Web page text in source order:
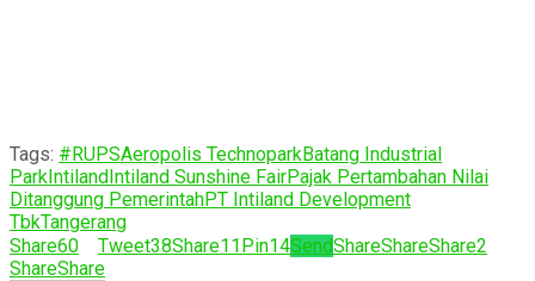
Tags: #RUPSAeropolis TechnoparkBatang Industrial
ParkIntilandIntiland Sunshine FairPajak Pertambahan Nilai
Ditanggung PemerintahPT Intiland Development
TbkTangerang
Share60 Tweet38Share11Pin14SendShareShareShare2
ShareShare